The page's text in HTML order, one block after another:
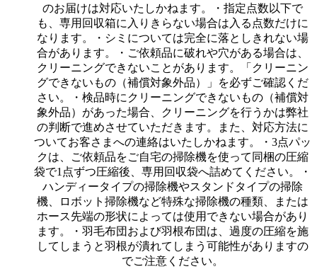
のお届けは対応いたしかねます。・指定点数以下で
も、専用回収箱に入りきらない場合は入る点数だけに
なります。・シミについては完全に落としきれない場
合があります。・ご依頼品に破れや穴がある場合は、
クリーニングできないことがあります。「クリーニン
グできないもの（補償対象外品）」を必ずご確認くだ
さい。・検品時にクリーニングできないもの（補償対
象外品）があった場合、クリーニングを行うかは弊社
の判断で進めさせていただきます。また、対応方法に
ついてお客さまへの連絡はいたしかねます。・3点パッ
クは、ご依頼品をご自宅の掃除機を使って同梱の圧縮
袋で1点ずつ圧縮後、専用回収袋へ詰めてください。・
ハンディータイプの掃除機やスタンドタイプの掃除
機、ロボット掃除機など特殊な掃除機の種類、または
ホース先端の形状によっては使用できない場合があり
ます。・羽毛布団および羽根布団は、過度の圧縮を施
してしまうと羽根が潰れてしまう可能性がありますの
でご注意ください。